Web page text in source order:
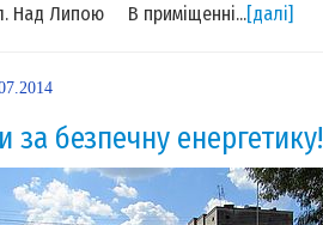
Над Липою В приміщенні...[далі]
за безпечну енергетику!